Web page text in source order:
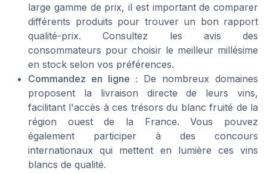
large gamme de prix, il est important de comparer
différents produits pour trouver un bon rapport
qualité-prix. Consultez les avis des
consommateurs pour choisir le meilleur millésime
en stock selon vos préférences.
Commandez en ligne : De nombreux domaines
proposent la livraison directe de leurs vins,
facilitant l'accès à ces trésors du blanc fruité de la
région ouest de la France. Vous pouvez
également participer à des concours
internationaux qui mettent en lumière ces vins
blancs de qualité.